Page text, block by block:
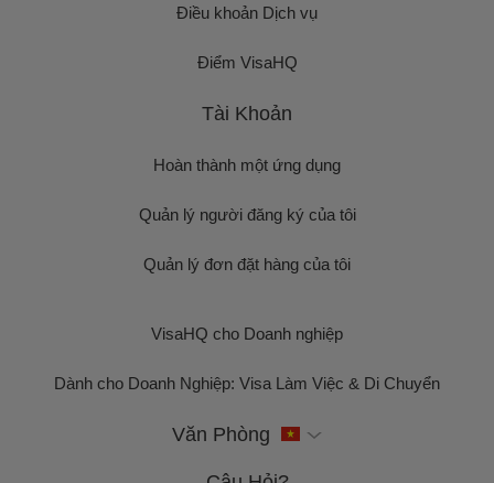
Điều khoản Dịch vụ
Điểm VisaHQ
Tài Khoản
Hoàn thành một ứng dụng
Quản lý người đăng ký của tôi
Quản lý đơn đặt hàng của tôi
VisaHQ cho Doanh nghiệp
Dành cho Doanh Nghiệp: Visa Làm Việc & Di Chuyển
Văn Phòng